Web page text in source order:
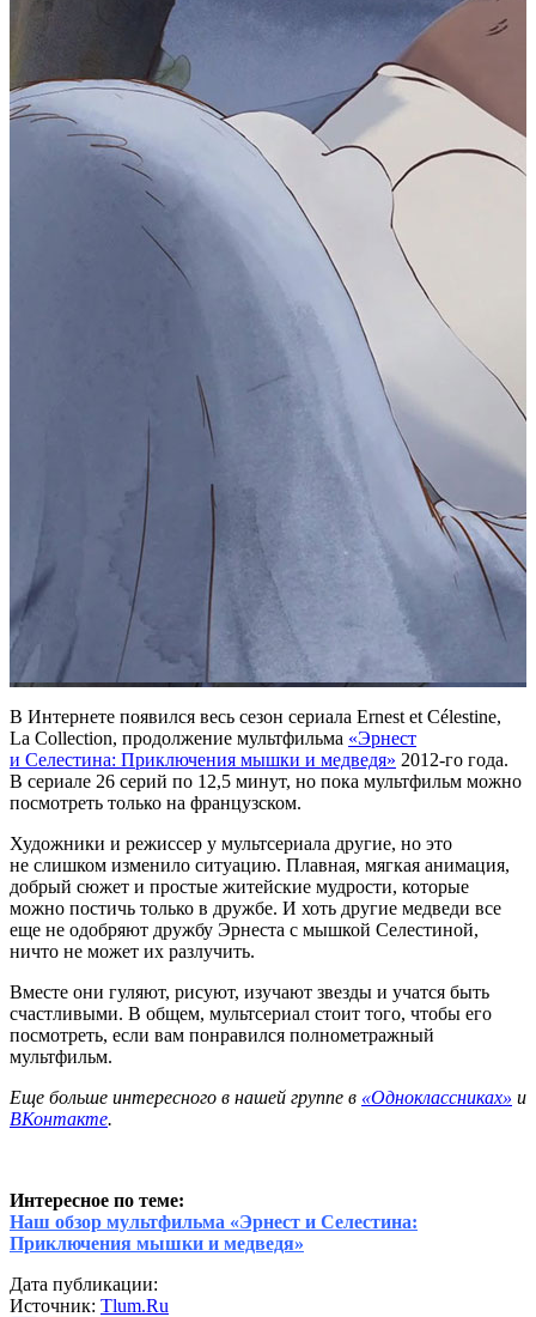
В Интернете появился весь сезон сериала Ernest et Célestine,
La Collection, продолжение мультфильма «Эрнест
и Селестина: Приключения мышки и медведя» 2012-го года.
В сериале 26 серий по 12,5 минут, но пока мультфильм можно
посмотреть только на французском.
Художники и режиссер у мультсериала другие, но это
не слишком изменило ситуацию. Плавная, мягкая анимация,
добрый сюжет и простые житейские мудрости, которые
можно постичь только в дружбе. И хоть другие медведи все
еще не одобряют дружбу Эрнеста с мышкой Селестиной,
ничто не может их разлучить.
Вместе они гуляют, рисуют, изучают звезды и учатся быть
счастливыми. В общем, мультсериал стоит того, чтобы его
посмотреть, если вам понравился полнометражный
мультфильм.
Еще больше интересного в нашей группе в «Одноклассниках» и
ВКонтакте.
Интересное по теме:
Наш обзор мультфильма «Эрнест и Селестина:
Приключения мышки и медведя»
Дата публикации:
Источник: Tlum.Ru